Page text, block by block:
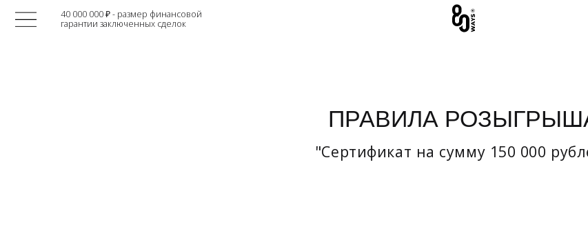
40 000 000 ₽ - размер финансовой
гарантии заключенных сделок
ПРАВИЛА РОЗЫГРЫША